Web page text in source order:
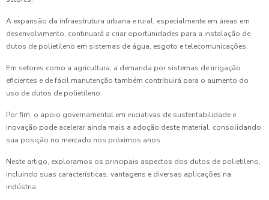
A expansão da infraestrutura urbana e rural, especialmente em áreas em
desenvolvimento, continuará a criar oportunidades para a instalação de
dutos de polietileno em sistemas de água, esgoto e telecomunicações.
Em setores como a agricultura, a demanda por sistemas de irrigação
eficientes e de fácil manutenção também contribuirá para o aumento do
uso de dutos de polietileno.
Por fim, o apoio governamental em iniciativas de sustentabilidade e
inovação pode acelerar ainda mais a adoção deste material, consolidando
sua posição no mercado nos próximos anos.
Neste artigo, exploramos os principais aspectos dos dutos de polietileno,
incluindo suas características, vantagens e diversas aplicações na
indústria.